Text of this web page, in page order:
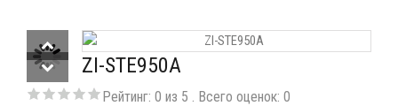
ZI-STE950A
Рейтинг: 0 из 5 . Всего оценок: 0